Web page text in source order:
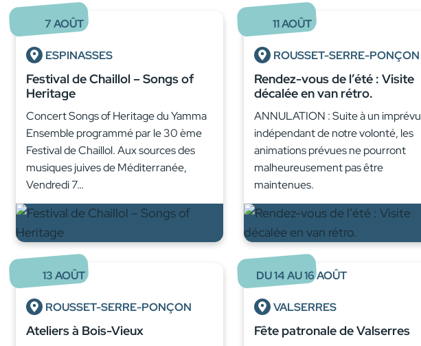
7AOÛT
ESPINASSES
Festival de Chaillol – Songs of
Heritage
Concert Songs of Heritage du Yamma
Ensemble programmé par le 30 ème
Festival de Chaillol. Aux sources des
musiques juives de Méditerranée,
Vendredi 7…
11AOÛT
ROUSSET-SERRE-PONÇON
Rendez-vous de l’été : Visite
décalée en van rétro.
ANNULATION : Suite à un imprévu
indépendant de notre volonté, les
animations prévues ne pourront
malheureusement pas être
maintenues.
13AOÛT
ROUSSET-SERRE-PONÇON
Ateliers à Bois-Vieux
DU14AU16AOÛT
VALSERRES
Fête patronale de Valserres